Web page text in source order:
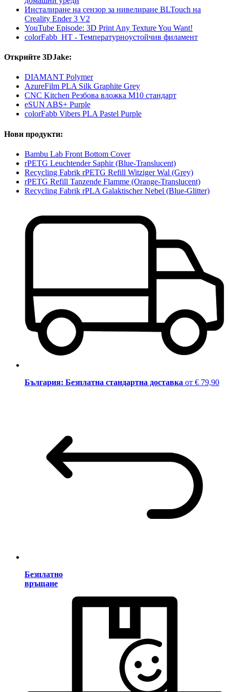
Инсталиране на сензор за нивелиране BLTouch на
Creality Ender 3 V2
YouTube Episode: 3D Print Any Texture You Want!
colorFabb_HT - Температурнoустойчив филамент
Открийте 3DJake:
DIAMANT Polymer
AzureFilm PLA Silk Graphite Grey
CNC Kitchen Резбова вложка M10 стандарт
eSUN ABS+ Purple
colorFabb Vibers PLA Pastel Purple
Нови продукти:
Bambu Lab Front Bottom Cover
rPETG Leuchtender Saphir (Blue-Translucent)
Recycling Fabrik rPETG Refill Witziger Wal (Grey)
rPETG Refill Tanzende Flamme (Orange-Translucent)
Recycling Fabrik rPLA Galaktischer Nebel (Blue-Glitter)
България: Безплатна стандартна доставка от € 79,90
Безплатно
връщане